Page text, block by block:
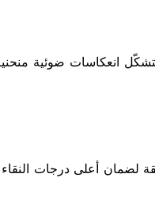
انعكاسات ضوئية
أعلى درجات النقاء